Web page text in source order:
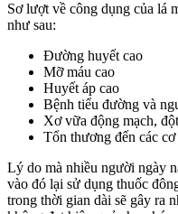
Sơ lượt về công dụng của lá
như sau:
Đường huyết cao
Mỡ máu cao
Huyết áp cao
Bệnh tiểu đường và
Xơ vữa động mạch,
Tổn thương đến các
Lý do mà nhiều người ngày
vào đó lại sử dụng thuốc
trong thời gian dài sẽ gây ra